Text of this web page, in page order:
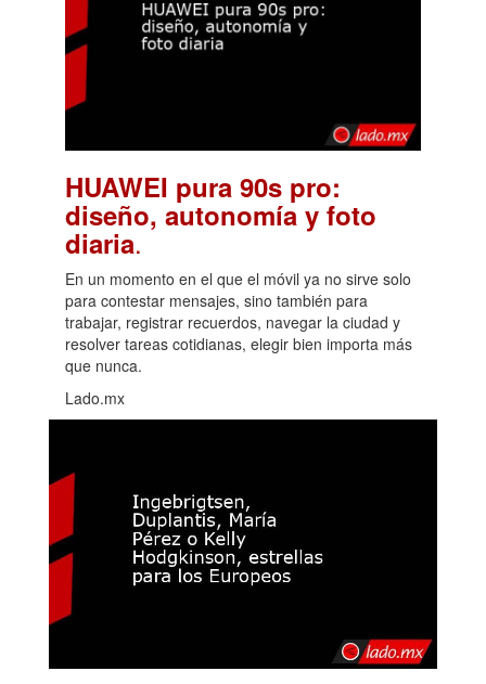
HUAWEI pura 90s pro:
diseño, autonomía y foto
diaria.
En un momento en el que el móvil ya no sirve solo
para contestar mensajes, sino también para
trabajar, registrar recuerdos, navegar la ciudad y
resolver tareas cotidianas, elegir bien importa más
que nunca.
Lado.mx